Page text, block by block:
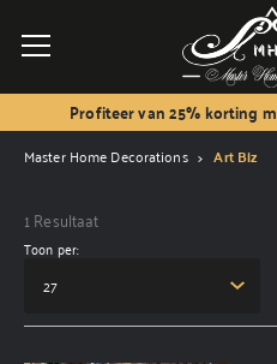
Profiteer van 25% korting
Master Home Decorations Art Biz
1 Resultaat
Toon per: